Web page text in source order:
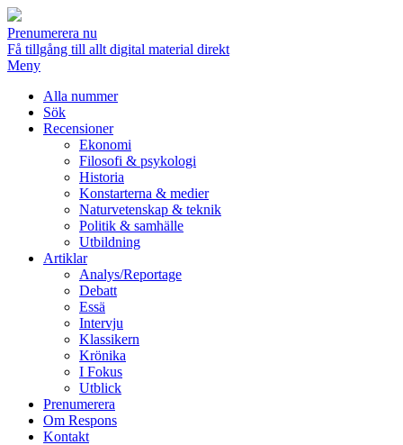
Prenumerera nu
Få tillgång till allt digital material direkt
Meny
Alla nummer
Sök
Recensioner
Ekonomi
Filosofi & psykologi
Historia
Konstarterna & medier
Naturvetenskap & teknik
Politik & samhälle
Utbildning
Artiklar
Analys/Reportage
Debatt
Essä
Intervju
Klassikern
Krönika
I Fokus
Utblick
Prenumerera
Om Respons
Kontakt